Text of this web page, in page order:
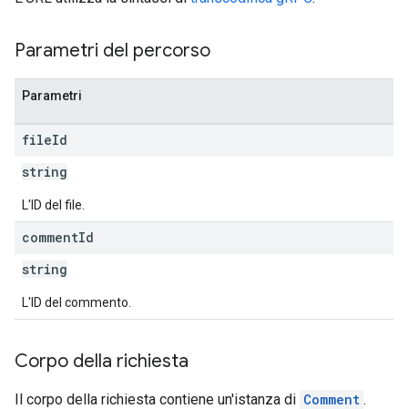
Parametri del percorso
Parametri
fileId
string
L'ID del file.
commentId
string
L'ID del commento.
Corpo della richiesta
Il corpo della richiesta contiene un'istanza di Comment .